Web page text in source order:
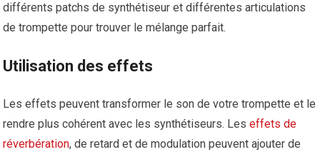
différents patchs de synthétiseur et différentes articulations
de trompette pour trouver le mélange parfait.
Utilisation des effets
Les effets peuvent transformer le son de votre trompette et le
rendre plus cohérent avec les synthétiseurs. Leseffets de
réverbération, de retard et de modulation peuvent ajouter de